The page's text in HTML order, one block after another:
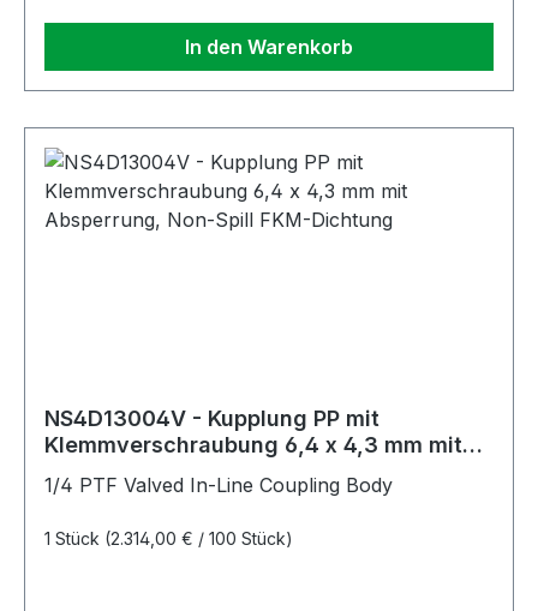
In den Warenkorb
NS4D13004V - Kupplung PP mit
Klemmverschraubung 6,4 x 4,3 mm mit
1/4 PTF Valved In-Line Coupling Body
1 Stück (2.314,00 € / 100 Stück)